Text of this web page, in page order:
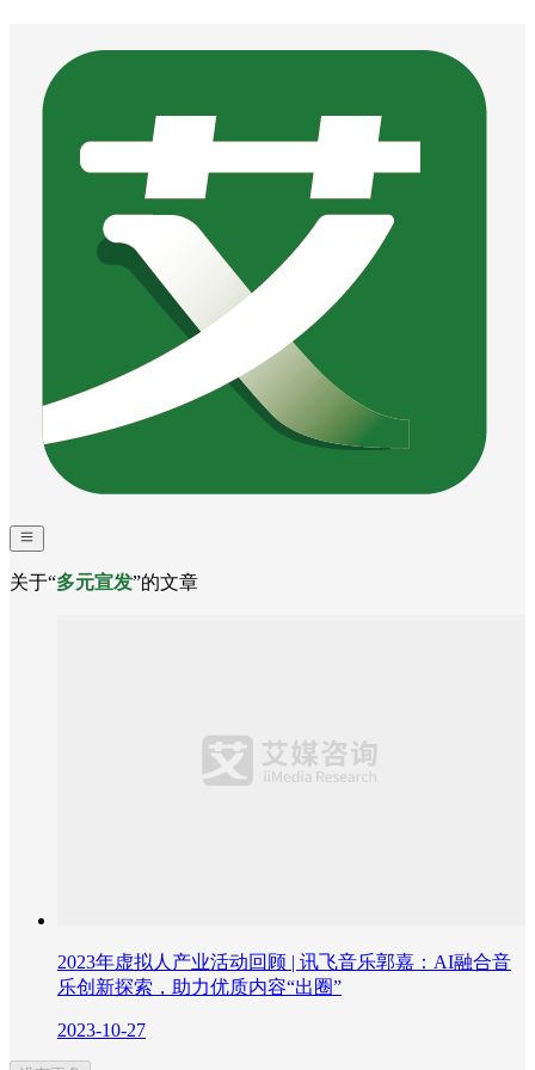
关于“多元宣发”的文章
2023年虚拟人产业活动回顾 | 讯飞音乐郭嘉：AI融合音
乐创新探索，助力优质内容“出圈”
2023-10-27